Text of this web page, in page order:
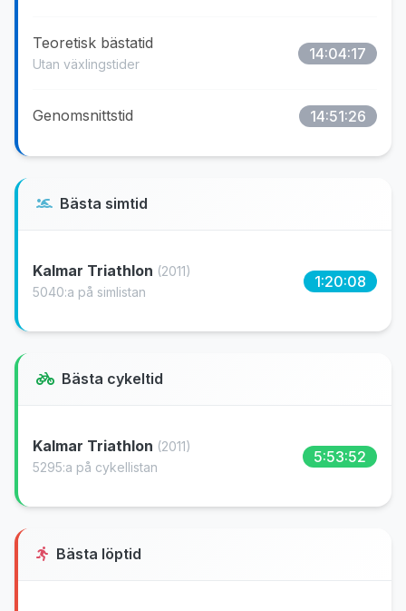
Teoretisk bästatid
Utan växlingstider
14:04:17
Genomsnittstid 14:51:26
Bästa simtid
Kalmar Triathlon (2011)
5040:a på simlistan
1:20:08
Bästa cykeltid
Kalmar Triathlon (2011)
5295:a på cykellistan
5:53:52
Bästa löptid